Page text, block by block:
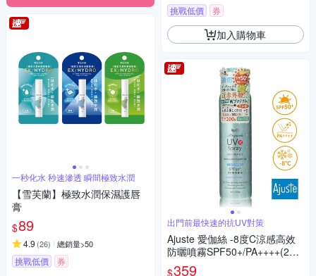
一秒化水 秒速滲透 瞬間極致水潤
【雪芙蘭】極致水潤保濕護唇
膏
$89
4.9 (26) 總銷量>50
挑戰低價 券
挑戰低價 券
加入購物車
出門前最快速的抗UV對策
Ajuste 愛伽絲 -8度C涼感高效
防曬噴霧SPF50+/PA++++(200
g)-精油香氣
$359